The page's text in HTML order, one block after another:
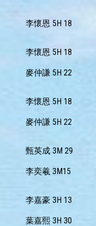
李懷恩 5H 18
李懷恩 5H 18
麥仲謙 5H 22
李懷恩 5H 18
麥仲謙 5H 22
甄英成 3M 29
李奕羲 3M15
李嘉豪 3H 13
葉嘉熙 3H 30